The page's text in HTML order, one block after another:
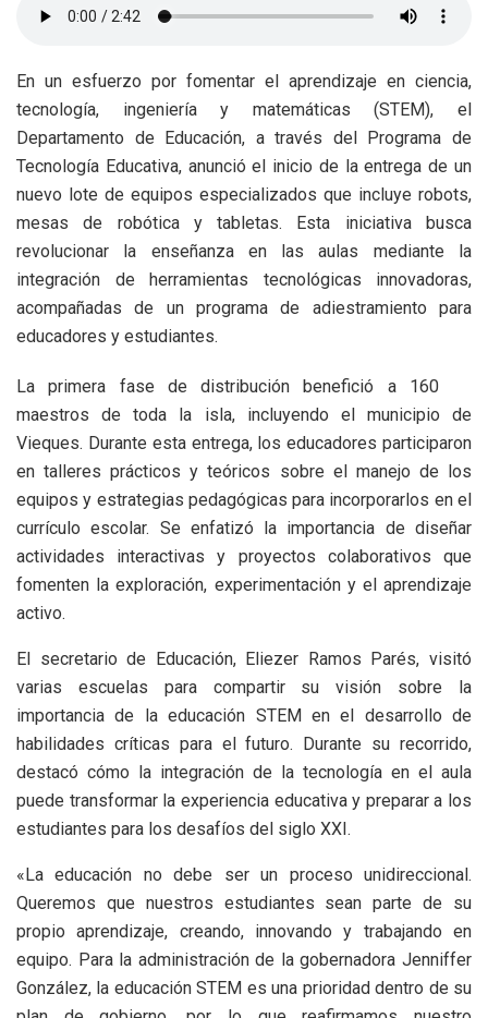
En un esfuerzo por fomentar el aprendizaje en ciencia,
tecnología, ingeniería y matemáticas (STEM), el
Departamento de Educación, a través del Programa de
Tecnología Educativa, anunció el inicio de la entrega de un
nuevo lote de equipos especializados que incluye robots,
mesas de robótica y tabletas. Esta iniciativa busca
revolucionar la enseñanza en las aulas mediante la
integración de herramientas tecnológicas innovadoras,
acompañadas de un programa de adiestramiento para
educadores y estudiantes.
La primera fase de distribución benefició a 160
maestros de toda la isla, incluyendo el municipio de
Vieques. Durante esta entrega, los educadores participaron
en talleres prácticos y teóricos sobre el manejo de los
equipos y estrategias pedagógicas para incorporarlos en el
currículo escolar. Se enfatizó la importancia de diseñar
actividades interactivas y proyectos colaborativos que
fomenten la exploración, experimentación y el aprendizaje
activo.
El secretario de Educación, Eliezer Ramos Parés, visitó
varias escuelas para compartir su visión sobre la
importancia de la educación STEM en el desarrollo de
habilidades críticas para el futuro. Durante su recorrido,
destacó cómo la integración de la tecnología en el aula
puede transformar la experiencia educativa y preparar a los
estudiantes para los desafíos del siglo XXI.
«La educación no debe ser un proceso unidireccional.
Queremos que nuestros estudiantes sean parte de su
propio aprendizaje, creando, innovando y trabajando en
equipo. Para la administración de la gobernadora Jenniffer
González, la educación STEM es una prioridad dentro de su